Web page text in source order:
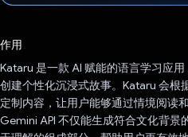
作用
Kataru 是一款 AI 赋能的语言学习应
创建个性化沉浸式故事。Kataru 会根
定制内容，让用户能够通过情境阅读
Gemini API 不仅能生成符合文化背景